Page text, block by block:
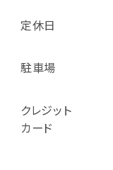
定休日
駐車場
クレジット
カード